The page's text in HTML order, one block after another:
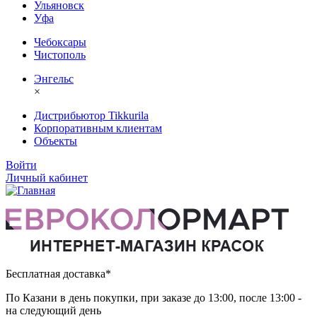
Ульяновск
Уфа
Чебоксары
Чистополь
Энгельс
×
Дистрибьютор Tikkurila
Корпоративным клиентам
Объекты
Войти
Личный кабинет
Бесплатная доставка*
По Казани в день покупки, при заказе до 13:00, после 13:00 -
на следующий день